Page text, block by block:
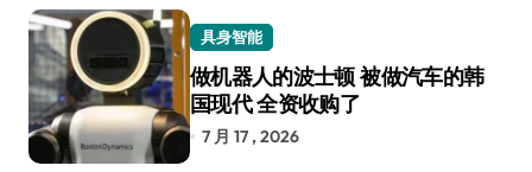
具身智能
做机器人的波士顿 被做汽车的韩
国现代 全资收购了
7 月 17 , 2026